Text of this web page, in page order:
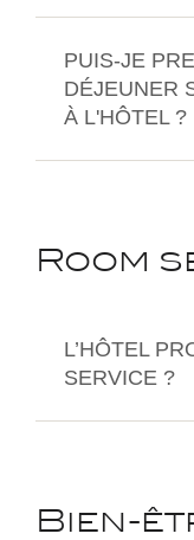
PUIS-JE
DÉJEUNER
À L'HÔTEL ?
Room
L’HÔTEL
SERVICE ?
Bien-